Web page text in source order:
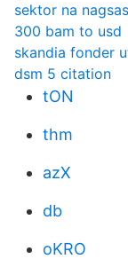
sektor na
300 bam to usd
skandia fonder
dsm 5 citation
tON
thm
azX
db
oKRO